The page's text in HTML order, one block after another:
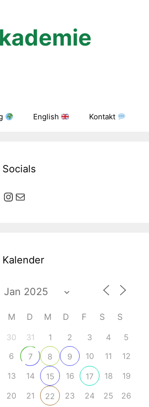
English Kontakt
Outlook Live
Socials
Instagram
E-Mail
Kalender
M D M D F S S
30 31 1 2 3 4
5
6
7 8 9 10 11
12
13
14 15 16 17 18
19
20
21 22 23 24 25
26